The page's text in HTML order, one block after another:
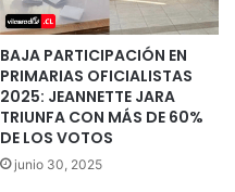
BAJA PARTICIPACIÓN EN
PRIMARIAS OFICIALISTAS
2025: JEANNETTE JARA
TRIUNFA CON MÁS DE 60%
DE LOS VOTOS
junio 30, 2025